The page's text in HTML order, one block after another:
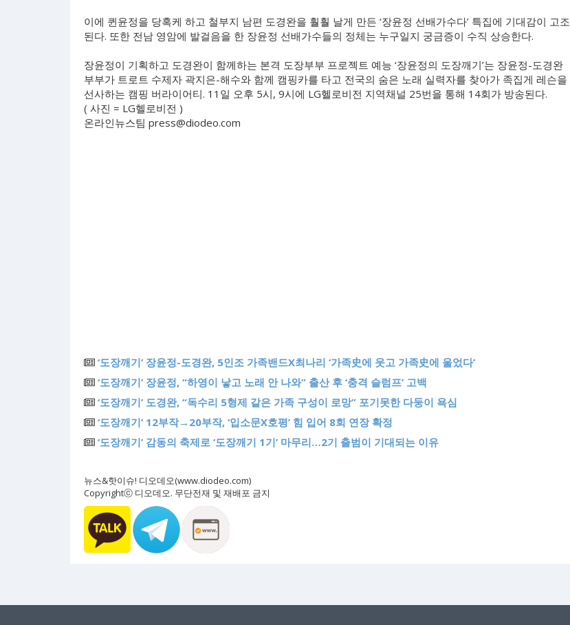
이에 퀸윤정을 당혹케 하고 철부지 남편 도경완을 훨훨 날게 만든 ‘장윤정 선배가수다’ 특집에 기대감이 고조
된다. 또한 전남 영암에 발걸음을 한 장윤정 선배가수들의 정체는 누구일지 궁금증이 수직 상승한다.
장윤정이 기획하고 도경완이 함께하는 본격 도장부부 프로젝트 예능 ‘장윤정의 도장깨기’는 장윤정-도경완
부부가 트로트 수제자 곽지은-해수와 함께 캠핑카를 타고 전국의 숨은 노래 실력자를 찾아가 족집게 레슨을
선사하는 캠핑 버라이어티. 11일 오후 5시, 9시에 LG헬로비전 지역채널 25번을 통해 14회가 방송된다.
( 사진 = LG헬로비전 )
온라인뉴스팀 press@diodeo.com
‘도장깨기’ 장윤정-도경완, 5인조 가족밴드X최나리 ‘가족史에 웃고 가족史에 울었다’
‘도장깨기’ 장윤정, “하영이 낳고 노래 안 나와” 출산 후 ‘충격 슬럼프’ 고백
‘도장깨기’ 도경완, “독수리 5형제 같은 가족 구성이 로망” 포기못한 다둥이 욕심
‘도장깨기’ 12부작→20부작, ‘입소문X호평’ 힘 입어 8회 연장 확정
‘도장깨기’ 감동의 축제로 ‘도장깨기 1기’ 마무리…2기 출범이 기대되는 이유
뉴스&핫이슈! 디오데오(www.diodeo.com)
Copyrightⓒ 디오데오. 무단전재 및 재배포 금지